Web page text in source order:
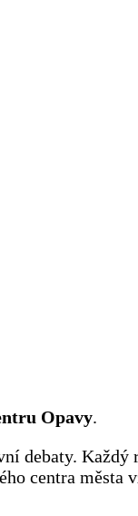
Opavy.
debaty. Každý
centra města